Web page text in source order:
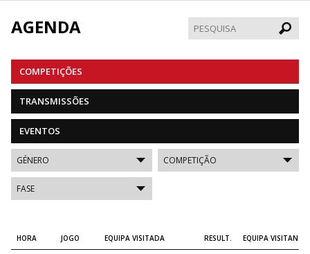
AGENDA
COMPETIÇÕES
TRANSMISSÕES
EVENTOS
HORA JOGO EQUIPA VISITADA RESULT. EQUIPA VISITANTE